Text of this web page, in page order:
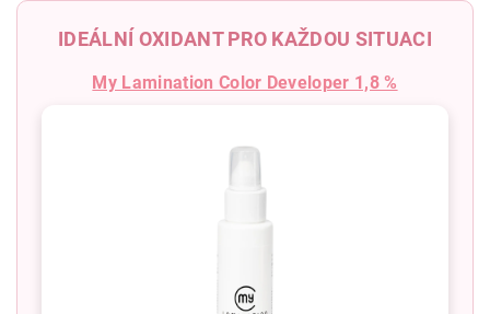
IDEÁLNÍ OXIDANT PRO KAŽDOU SITUACI
My Lamination Color Developer 1,8 %